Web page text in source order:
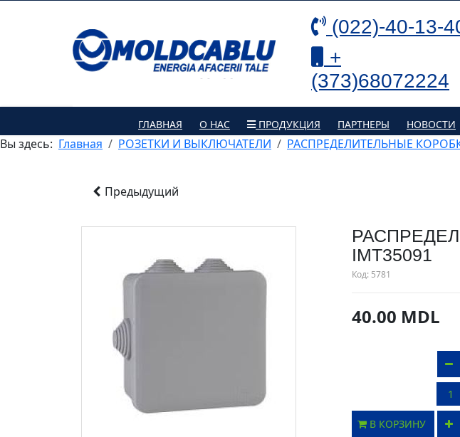
(022)-40-13-
+
(373)68072224
ГЛАВНАЯ О НАС ПРОДУКЦИЯ ПАРТНЕРЫ НОВОСТИ
Вы здесь: Главная РОЗЕТКИ И ВЫКЛЮЧАТЕЛИ РАСПРЕДЕЛИТЕЛЬНЫЕ
Предыдущий
IMT35091
Код: 5781
40.00 MDL
В КОРЗИНУ